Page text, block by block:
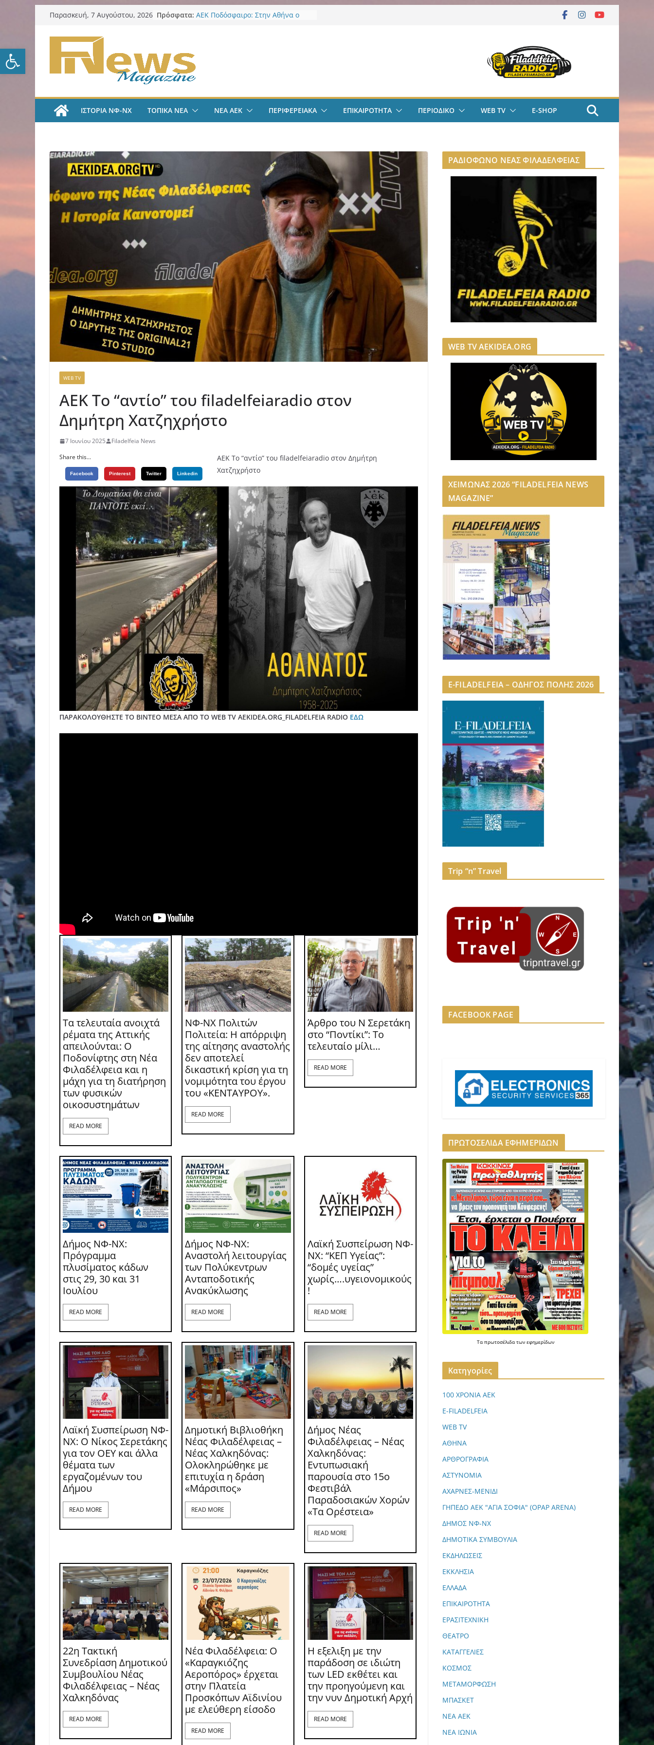
Ανοίξτε τη γραμμή εργαλείων
Μετάβαση
περιεχόμενο
Παρασκευή, 7 Αυγούστου, 2026 Πρόσφατα: ΑΕΚ Ποδόσφαιρο: Στην Αθήνα ο
ψηφιακά εργαλεία στην Ευρώπη
για τη διαφάνεια και τη
με Άννα Γκόμες Ρεσέντε
ΑΕΚ Χάντμπολ Γυναικών:
Ανακοίνωσε την Νικολίνα Ανδρέου,
18χρονη Κύπρια εξτρέμ
ΙΣΤΟΡΙΑ ΝΦ-ΝΧ ΤΟΠΙΚΑ ΝΕΑ ΝΕΑ ΑΕΚ ΠΕΡΙΦΕΡΕΙΑΚΑ ΕΠΙΚΑΙΡΟΤΗΤΑ ΠΕΡΙΟΔΙΚΟ WEB TV E-SHOP
WEB TV
AEK Το “αντίο” του filadelfeiaradio στον
Δημήτρη Χατζηχρήστο
7 Ιουνίου 2025
Filadelfeia News
Share this...
Facebook Pinterest Twitter Linkedin
AEK Το “αντίο” του filadelfeiaradio στον Δημήτρη
Χατζηχρήστο
ΠΑΡΑΚΟΛΟΥΘΗΣΤΕ ΤO BINTEO ΜΕΣΑ ΑΠΟ ΤΟ WEB TV AEKIDEA.ORG_FILADELFEIA RADIO ΕΔΩ
Τα τελευταία ανοιχτά
ρέματα της Αττικής
απειλούνται: Ο
Ποδονίφτης στη Νέα
Φιλαδέλφεια και η
μάχη για τη διατήρηση
των φυσικών
οικοσυστημάτων
READ MORE
ΝΦ-ΝΧ Πολιτών
Πολιτεία: Η απόρριψη
της αίτησης αναστολής
δεν αποτελεί
δικαστική κρίση για τη
νομιμότητα του έργου
του «ΚΕΝΤΑΥΡΟΥ».
READ MORE
Άρθρο του Ν Σερετάκη
στο “Ποντίκι”: Το
τελευταίο μίλι…
READ MORE
Δήμος ΝΦ-ΝΧ:
Πρόγραμμα
πλυσίματος κάδων
στις 29, 30 και 31
Ιουλίου
READ MORE
Δήμος ΝΦ-ΝΧ:
Αναστολή λειτουργίας
των Πολύκεντρων
Ανταποδοτικής
Ανακύκλωσης
READ MORE
Λαϊκή Συσπείρωση ΝΦ-
ΝΧ: “ΚΕΠ Υγείας”:
“δομές υγείας”
χωρίς….υγειονομικούς
!
READ MORE
Λαϊκή Συσπείρωση ΝΦ-
ΝΧ: O Νίκος Σερετάκης
για τον ΟΕΥ και άλλα
θέματα των
εργαζομένων του
Δήμου
READ MORE
Δημοτική Βιβλιοθήκη
Νέας Φιλαδέλφειας –
Νέας Χαλκηδόνας:
Ολοκληρώθηκε με
επιτυχία η δράση
«Μάρσιπος»
READ MORE
Δήμος Νέας
Φιλαδέλφειας – Νέας
Χαλκηδόνας:
Εντυπωσιακή
παρουσία στο 15ο
Φεστιβάλ
Παραδοσιακών Χορών
«Τα Ορέστεια»
READ MORE
22η Τακτική
Συνεδρίαση Δημοτικού
Συμβουλίου Νέας
Φιλαδέλφειας – Νέας
Χαλκηδόνας
READ MORE
Νέα Φιλαδέλφεια: Ο
«Καραγκιόζης
Αεροπόρος» έρχεται
στην Πλατεία
Προσκόπων Αϊδινίου
με ελεύθερη είσοδο
READ MORE
Η εξελιξη με την
παράδοση σε ιδιώτη
των LED εκθέτει και
την προηγούμενη και
την νυν Δημοτική Αρχή
READ MORE
ΡΑΔΙΟΦΩΝΟ ΝΕΑΣ ΦΙΛΑΔΕΛΦΕΙΑΣ
WEB TV AEKIDEA.ORG
ΧΕΙΜΩΝΑΣ 2026 “FILADELFEIA NEWS
MAGAZINE”
E-FILADELFEIA – ΟΔΗΓΟΣ ΠΟΛΗΣ 2026
Trip “n” Travel
FACEBOOK PAGE
ΠΡΩΤΟΣΕΛΙΔΑ ΕΦΗΜΕΡΙΔΩΝ
Τα πρωτοσέλιδα των εφημερίδων
Kατηγορίες
100 ΧΡΟΝΙΑ ΑΕΚ
E-FILADELFEIA
WEB TV
ΑΘΗΝΑ
ΑΡΘΡΟΓΡΑΦΙΑ
ΑΣΤΥΝΟΜΙΑ
ΑΧΑΡΝΕΣ-ΜΕΝΙΔΙ
ΓΗΠΕΔΟ ΑΕΚ "ΑΓΙΑ ΣΟΦΙΑ" (OPAP ARENA)
ΔΗΜΟΣ ΝΦ-ΝΧ
ΔΗΜΟΤΙΚΑ ΣΥΜΒΟΥΛΙΑ
ΕΚΔΗΛΩΣΕΙΣ
ΕΚΚΛΗΣΙΑ
ΕΛΛΑΔΑ
ΕΠΙΚΑΙΡΟΤΗΤΑ
ΕΡΑΣΙΤΕΧΝΙΚΗ
ΘΕΑΤΡΟ
ΚΑΤΑΓΓΕΛΙΕΣ
ΚΟΣΜΟΣ
ΜΕΤΑΜΟΡΦΩΣΗ
ΜΠΑΣΚΕΤ
ΝΕΑ ΑΕΚ
ΝΕΑ ΙΩΝΙΑ